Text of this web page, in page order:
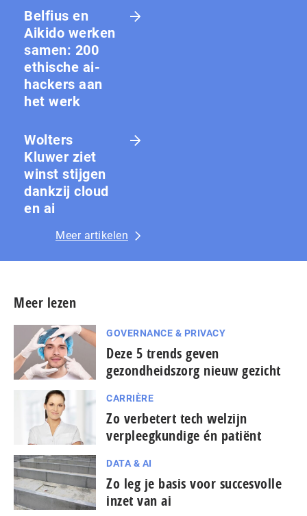
Belfius en
Aikido werken
samen: 200
ethische ai-
hackers aan
het werk
Wolters
Kluwer ziet
winst stijgen
dankzij cloud
en ai
Meer artikelen
Meer lezen
GOVERNANCE & PRIVACY
Deze 5 trends geven
gezondheidszorg nieuw gezicht
CARRIÈRE
Zo verbetert tech welzijn
verpleegkundige én patiënt
DATA & AI
Zo leg je basis voor succesvolle
inzet van ai